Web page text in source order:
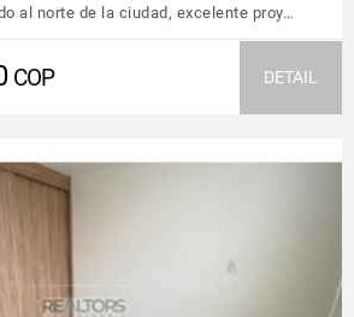
al norte de la ciudad, excelente proy…
COP DETAIL
VIEW DETAILS